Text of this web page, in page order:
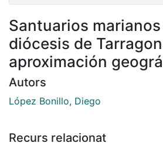
Santuarios marianos
diócesis de
aproximación
Autors
López Bonillo, Diego
Recurs relacionat